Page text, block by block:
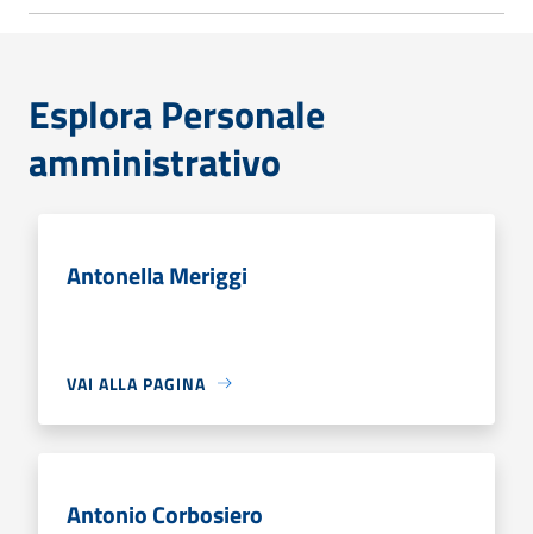
Esplora Personale
amministrativo
Antonella Meriggi
VAI ALLA PAGINA
Antonio Corbosiero